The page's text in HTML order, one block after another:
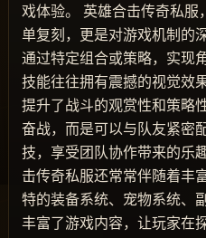
戏体验。 英雄合击传奇私服
单复刻，更是对游戏机制的
通过特定组合或策略，实现
技能往往拥有震撼的视觉效
提升了战斗的观赏性和策略
奋战，而是可以与队友紧密
技，享受团队协作带来的乐
击传奇私服还常常伴随着丰
特的装备系统、宠物系统、
丰富了游戏内容，让玩家在